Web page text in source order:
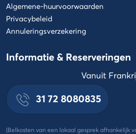
Algemene-huurvoorwaarden
Privacybeleid
Annuleringsverzekering
Informatie & Reserveringen
Vanuit
31 72 8080835
(Belkosten van een lokaal gesprek afhankelijk